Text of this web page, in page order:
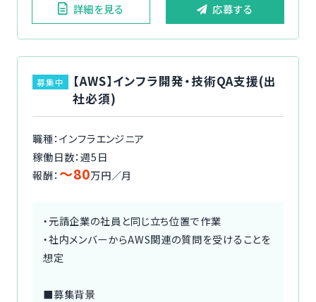
詳細を見る 応募する
募集中
【AWS】インフラ開発・技術QA支援(出
社必須)
職種：インフラエンジニア
稼働日数：週5日
報酬： 〜80万円／月
・元請企業の社員と同じ立ち位置で作業
・社内メンバーからAWS関連の質問を受けることを
想定
■募集背景